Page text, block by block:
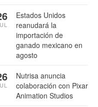
Estados Unidos
reanudará la
importación de
ganado mexicano en
agosto
Nutrisa anuncia
colaboración con Pixar
Animation Studios